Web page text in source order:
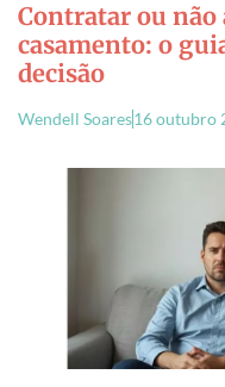
Contratar ou não
casamento: o
decisão
Wendell Soares16 outubro